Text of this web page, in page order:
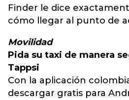
Finder le dice
cómo llegar al punto de
Movilidad
Pida su taxi de manera
Tappsi
Con la aplicación
descargar gratis para